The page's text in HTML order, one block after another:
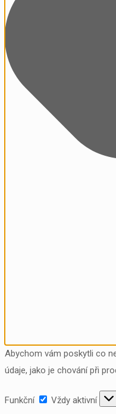
Abychom vám poskytli co
údaje, jako je chování při
Funkční Funkční
Vždy aktivní